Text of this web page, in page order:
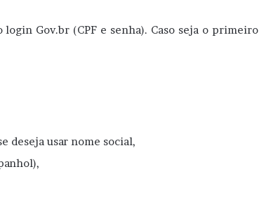
Gov.br (CPF e senha). Caso seja o primeiro
deseja usar nome social,